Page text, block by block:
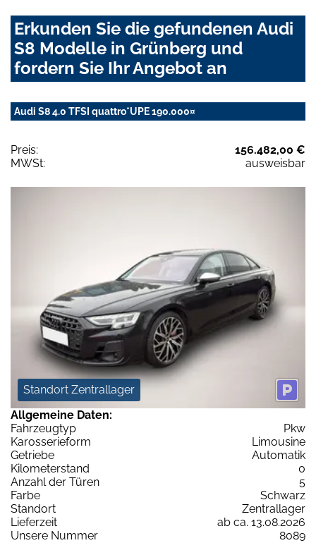
Erkunden Sie die gefundenen Audi
S8 Modelle in Grünberg und
fordern Sie Ihr Angebot an
Audi S8 4.0 TFSI quattro*UPE 190.000¤
Preis:
156.482,00 €
MWSt:
ausweisbar
Standort Zentrallager
Allgemeine Daten:
Fahrzeugtyp
Pkw
Karosserieform
Limousine
Getriebe
Automatik
Kilometerstand
0
Anzahl der Türen
5
Farbe
Schwarz
Standort
Zentrallager
Lieferzeit
ab ca. 13.08.2026
Unsere Nummer
8089